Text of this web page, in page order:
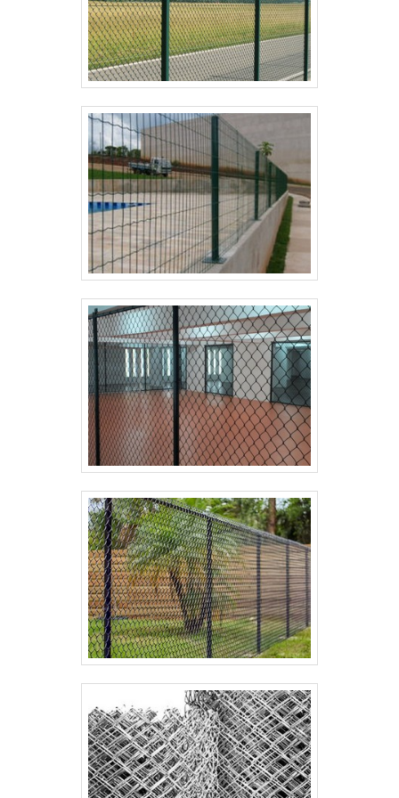
GARANTIAS, MERCADO E SUPORTE:
NOSSA INFORMAÇÃO, CONSULTE
NOSSA EXPERIÊNCIA E CONTATO
Garantias claras e suporte técnico dedicado para
tela para cerca 1 metro de altura, com informação
precisa sobre prazos, cobertura e assistência.
Consulte nossa equipe para alinhar garantia ao uso
previsto e otimizar custo-benefício imediato.
TRANSPARÊNCIA COMERCIAL QUE
FACILITA DECISÃO E INSTALAÇÃO
Nossa política de garantia cobre defeitos de
fabricação e perda de resistência em uso
residencial e rural. Essa informação detalha prazos,
responsabilidades e procedimentos de troca para
que sua experiencia seja previsível; consulte
documentação técnica e notas de aplicação antes
da compra. Em casos de projetos extensos,
reduzir retrabalhos e evitar custos extras no
mercado.
Oferecemos suporte pós-venda por canais diretos:
telefone, e-mail e chat técnico. Nossa equipe
registra ocorrências e propõe soluções com prazos
definidos; consulte atendimento para receber
diagnóstico por foto ou visita técnica. Para compras
corporativas, a empresa emite relatórios de
conformidade e laudos que agilizam aprovações,
reforçando a reputação no mercado e valorizando
sua experiencia com dados mensuráveis.
Para decisões rápidas, disponibilizamos guias de